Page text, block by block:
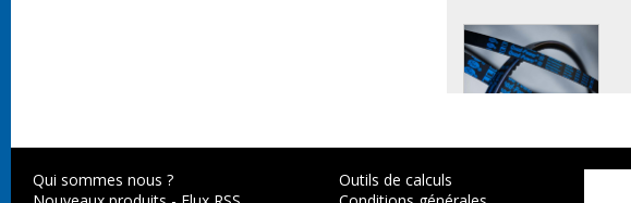
Qui sommes nous ?
Outils de calculs